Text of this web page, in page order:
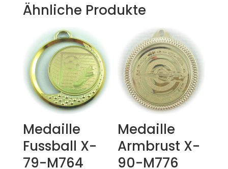
Ähnliche Produkte
Medaille
Fussball X-
79-M764
Medaille
Armbrust X-
90-M776